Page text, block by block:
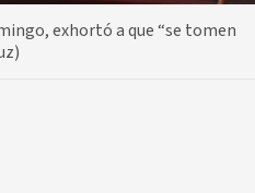
exhortó a que “se tomen